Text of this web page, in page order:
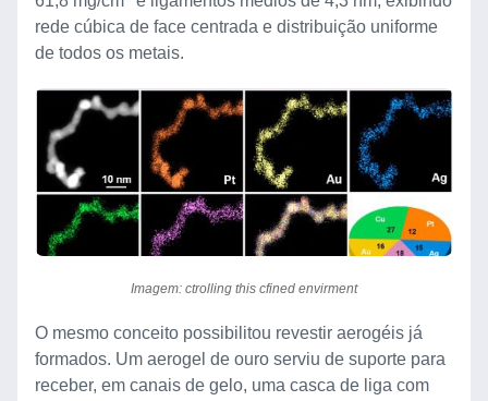
rede cúbica de face centrada e distribuição uniforme
de todos os metais.
Imagem: ctrolling this cfined envirment
O mesmo conceito possibilitou revestir aerogéis já
formados. Um aerogel de ouro serviu de suporte para
receber, em canais de gelo, uma casca de liga com